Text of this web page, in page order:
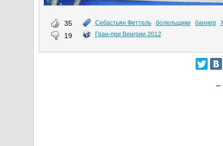
35
19
Себастьян Феттель болельщики баннер
Гран-при Венгрии 2012